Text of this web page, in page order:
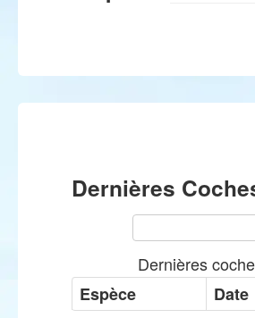
Dernières
Dernières
Espèce
Date